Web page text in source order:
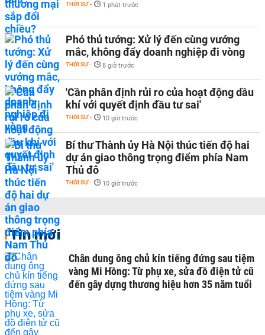
THỜI SỰ - 1 phút trước
Phó thủ tướng: Xử lý đến cùng vướng
mắc, không đẩy doanh nghiệp đi vòng
THỜI SỰ - 8 giờ trước
'Cần phân định rủi ro của hoạt động dầu
khí với quyết định đầu tư sai'
THỜI SỰ - 10 giờ trước
Bí thư Thành ủy Hà Nội thúc tiến độ hai
dự án giao thông trọng điểm phía Nam
Thủ đô
THỜI SỰ - 10 giờ trước
Tin mới
Chân dung ông chủ kín tiếng đứng sau tiệm
vàng Mi Hồng: Từ phụ xe, sửa đồ điện tử cũ
đến gây dựng thương hiệu hơn 35 năm tuổi